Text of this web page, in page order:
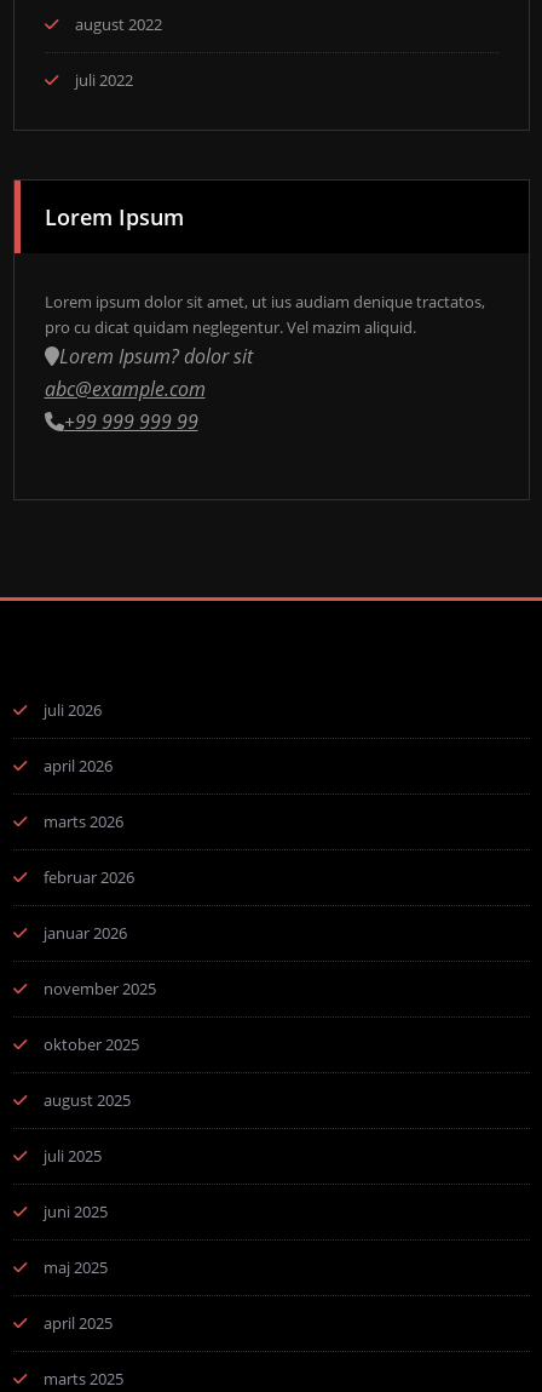
august 2022
juli 2022
Lorem Ipsum
Lorem ipsum dolor sit amet, ut ius audiam denique tractatos,
pro cu dicat quidam neglegentur. Vel mazim aliquid.
Lorem Ipsum? dolor sit
abc@example.com
+99 999 999 99
juli 2026
april 2026
marts 2026
februar 2026
januar 2026
november 2025
oktober 2025
august 2025
juli 2025
juni 2025
maj 2025
april 2025
marts 2025